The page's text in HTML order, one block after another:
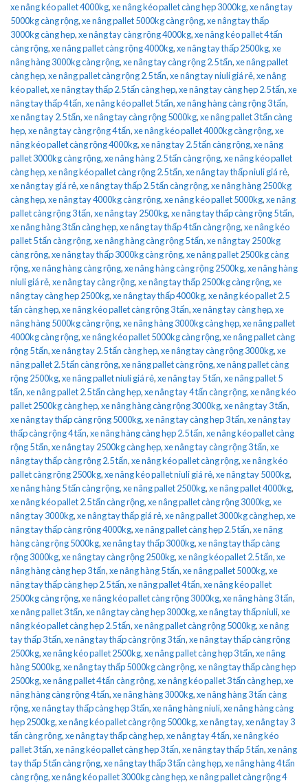
xe nâng kéo pallet 4000kg,xe nâng kéo pallet càng hẹp 3000kg,xe nâng tay
5000kg càng rộng,xe nâng pallet 5000kg càng rộng,xe nâng tay thấp
3000kg càng hẹp,xe nâng tay càng rộng 4000kg,xe nâng kéo pallet 4 tấn
càng rộng,xe nâng pallet càng rộng 4000kg,xe nâng tay thấp 2500kg,xe
nâng hàng 3000kg càng rộng,xe nâng tay càng rộng 2.5 tấn,xe nâng pallet
càng hẹp,xe nâng pallet càng rộng 2.5 tấn,xe nâng tay niuli giá rẻ,xe nâng
kéo pallet,xe nâng tay thấp 2.5 tấn càng hẹp,xe nâng tay càng hẹp 2.5 tấn,xe
nâng tay thấp 4 tấn,xe nâng kéo pallet 5 tấn,xe nâng hàng càng rộng 3 tấn,
xe nâng tay 2.5 tấn,xe nâng tay càng rộng 5000kg,xe nâng pallet 3 tấn càng
hẹp,xe nâng tay càng rộng 4 tấn,xe nâng kéo pallet 4000kg càng rộng,xe
nâng kéo pallet càng rộng 4000kg,xe nâng tay 2.5 tấn càng rộng,xe nâng
pallet 3000kg càng rộng,xe nâng hàng 2.5 tấn càng rộng,xe nâng kéo pallet
càng hẹp,xe nâng kéo pallet càng rộng 2.5 tấn,xe nâng tay thấp niuli giá rẻ,
xe nâng tay giá rẻ,xe nâng tay thấp 2.5 tấn càng rộng,xe nâng hàng 2500kg
càng hẹp,xe nâng tay 4000kg càng rộng,xe nâng kéo pallet 5000kg,xe nâng
pallet càng rộng 3 tấn,xe nâng tay 2500kg,xe nâng tay thấp càng rộng 5 tấn,
xe nâng hàng 3 tấn càng hẹp,xe nâng tay thấp 4 tấn càng rộng,xe nâng kéo
pallet 5 tấn càng rộng,xe nâng hàng càng rộng 5 tấn,xe nâng tay 2500kg
càng rộng,xe nâng tay thấp 3000kg càng rộng,xe nâng pallet 2500kg càng
rộng,xe nâng hàng càng rộng,xe nâng hàng càng rộng 2500kg,xe nâng hàng
niuli giá rẻ,xe nâng tay càng rộng,xe nâng tay thấp 2500kg càng rộng,xe
nâng tay càng hẹp 2500kg,xe nâng tay thấp 4000kg,xe nâng kéo pallet 2.5
tấn càng hẹp,xe nâng kéo pallet càng rộng 3 tấn,xe nâng tay càng hẹp,xe
nâng hàng 5000kg càng rộng,xe nâng hàng 3000kg càng hẹp,xe nâng pallet
4000kg càng rộng,xe nâng kéo pallet 5000kg càng rộng,xe nâng pallet càng
rộng 5 tấn,xe nâng tay 2.5 tấn càng hẹp,xe nâng tay càng rộng 3000kg,xe
nâng pallet 2.5 tấn càng rộng,xe nâng pallet càng rộng,xe nâng pallet càng
rộng 2500kg,xe nâng pallet niuli giá rẻ,xe nâng tay 5 tấn,xe nâng pallet 5
tấn,xe nâng pallet 2.5 tấn càng hẹp,xe nâng tay 4 tấn càng rộng,xe nâng kéo
pallet 2500kg càng hẹp,xe nâng hàng càng rộng 3000kg,xe nâng tay 3 tấn,
xe nâng tay thấp càng rộng 5000kg,xe nâng tay càng hẹp 3 tấn,xe nâng tay
thấp càng rộng 4 tấn,xe nâng hàng càng hẹp 2.5 tấn,xe nâng kéo pallet càng
rộng 5 tấn,xe nâng tay 2500kg càng hẹp,xe nâng tay càng rộng 3 tấn,xe
nâng tay thấp càng rộng 2.5 tấn,xe nâng kéo pallet càng rộng,xe nâng kéo
pallet càng rộng 2500kg,xe nâng kéo pallet niuli giá rẻ,xe nâng tay 5000kg,
xe nâng hàng 5 tấn càng rộng,xe nâng pallet 2500kg,xe nâng pallet 4000kg,
xe nâng kéo pallet 2.5 tấn càng rộng,xe nâng pallet càng rộng 3000kg,xe
nâng tay 3000kg,xe nâng tay thấp giá rẻ,xe nâng pallet 3000kg càng hẹp,xe
nâng tay thấp càng rộng 4000kg,xe nâng pallet càng hẹp 2.5 tấn,xe nâng
hàng càng rộng 5000kg,xe nâng tay thấp 3000kg,xe nâng tay thấp càng
rộng 3000kg,xe nâng tay càng rộng 2500kg,xe nâng kéo pallet 2.5 tấn,xe
nâng hàng càng hẹp 3 tấn,xe nâng hàng 5 tấn,xe nâng pallet 5000kg,xe
nâng tay thấp càng hẹp 2.5 tấn,xe nâng pallet 4 tấn,xe nâng kéo pallet
2500kg càng rộng,xe nâng kéo pallet càng rộng 3000kg,xe nâng hàng 3 tấn,
xe nâng pallet 3 tấn,xe nâng tay càng hẹp 3000kg,xe nâng tay thấp niuli,xe
nâng kéo pallet càng hẹp 2.5 tấn,xe nâng pallet càng rộng 5000kg,xe nâng
tay thấp 3 tấn,xe nâng tay thấp càng rộng 3 tấn,xe nâng tay thấp càng rộng
2500kg,xe nâng kéo pallet 2500kg,xe nâng pallet càng hẹp 3 tấn,xe nâng
hàng 5000kg,xe nâng tay thấp 5000kg càng rộng,xe nâng tay thấp càng hẹp
2500kg,xe nâng pallet 4 tấn càng rộng,xe nâng kéo pallet 3 tấn càng hẹp,xe
nâng hàng càng rộng 4 tấn,xe nâng hàng 3000kg,xe nâng hàng 3 tấn càng
rộng,xe nâng tay thấp càng hẹp 3 tấn,xe nâng hàng niuli,xe nâng hàng càng
hẹp 2500kg,xe nâng kéo pallet càng rộng 5000kg,xe nâng tay,xe nâng tay 3
tấn càng rộng,xe nâng tay thấp càng hẹp,xe nâng tay 4 tấn,xe nâng kéo
pallet 3 tấn,xe nâng kéo pallet càng hẹp 3 tấn,xe nâng tay thấp 5 tấn,xe nâng
tay thấp 5 tấn càng rộng,xe nâng tay thấp 3 tấn càng hẹp,xe nâng hàng 4 tấn
càng rộng,xe nâng kéo pallet 3000kg càng hẹp,xe nâng pallet càng rộng 4